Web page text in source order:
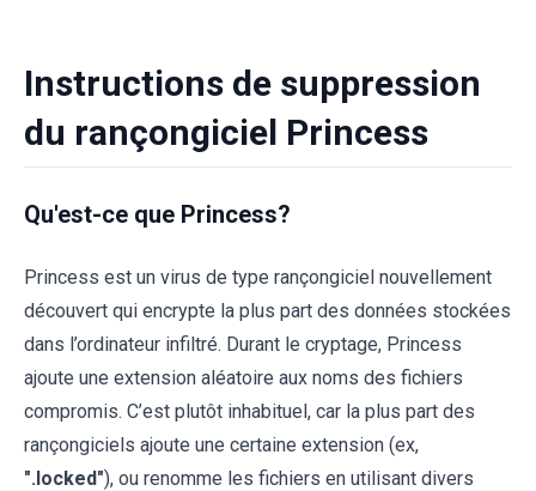
Instructions de suppression
du rançongiciel Princess
Qu'est-ce que Princess?
Princess est un virus de type rançongiciel nouvellement
découvert qui encrypte la plus part des données stockées
dans l’ordinateur infiltré. Durant le cryptage, Princess
ajoute une extension aléatoire aux noms des fichiers
compromis. C’est plutôt inhabituel, car la plus part des
rançongiciels ajoute une certaine extension (ex,
".locked"), ou renomme les fichiers en utilisant divers